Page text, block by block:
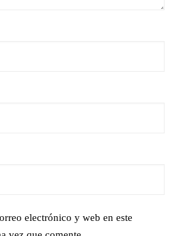
electrónico y web en este